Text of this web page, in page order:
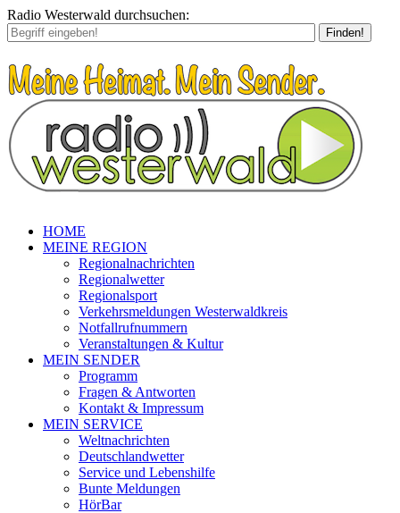
Radio Westerwald durchsuchen:
Finden!
HOME
MEINE REGION
Regionalnachrichten
Regionalwetter
Regionalsport
Verkehrsmeldungen Westerwaldkreis
Notfallrufnummern
Veranstaltungen & Kultur
MEIN SENDER
Programm
Fragen & Antworten
Kontakt & Impressum
MEIN SERVICE
Weltnachrichten
Deutschlandwetter
Service und Lebenshilfe
Bunte Meldungen
HörBar